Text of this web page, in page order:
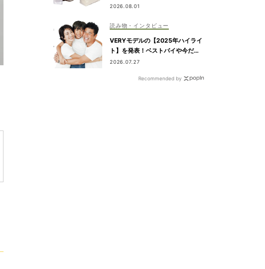
選
2026.08.01
読み物・インタビュー
VERYモデルの【2025年ハイライ
ト】を発表！ベストバイや今だか
ら言える事件簿も大公開
2026.07.27
Recommended by